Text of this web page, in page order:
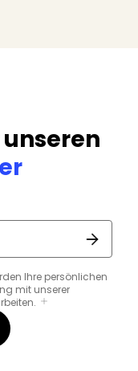
Ihre persönlichen
mit unserer